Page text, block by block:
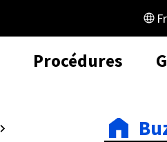
Procédures